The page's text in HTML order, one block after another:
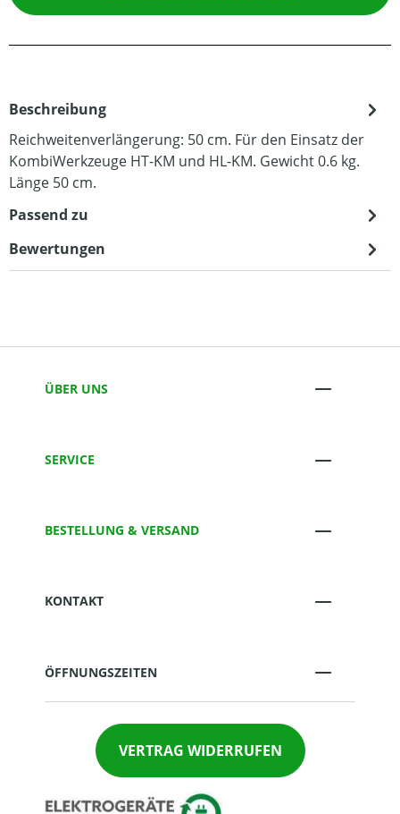
Beschreibung
Reichweitenverlängerung: 50 cm. Für den Einsatz der
KombiWerkzeuge HT-KM und HL-KM. Gewicht 0.6 kg.
Länge 50 cm.
Passend zu
Bewertungen
ÜBER UNS
SERVICE
BESTELLUNG & VERSAND
KONTAKT
ÖFFNUNGSZEITEN
VERTRAG WIDERRUFEN